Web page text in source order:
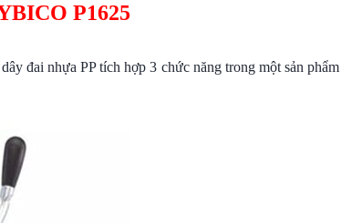
P1625
đai nhựa PP tích hợp 3 chức năng trong một sản phẩm